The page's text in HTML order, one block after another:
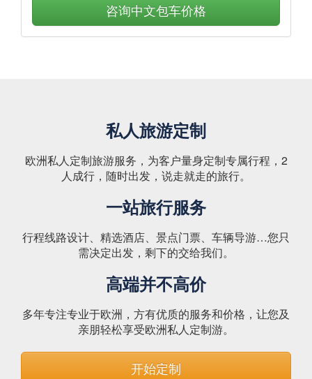
咨询中文包车价格
私人旅游定制
欧洲私人定制旅游服务，为客户量身定制专属行程，2
人成行，随时出发，说走就走的旅行。
一站旅行服务
行程线路设计、精选酒店、景点门票、车辆导游…您只
需决定出发，剩下的交给我们。
高端并不高价
多年专注专业于欧洲，方有优质的服务和价格，让您及
亲朋轻松享受欧洲私人定制游。
开始定制